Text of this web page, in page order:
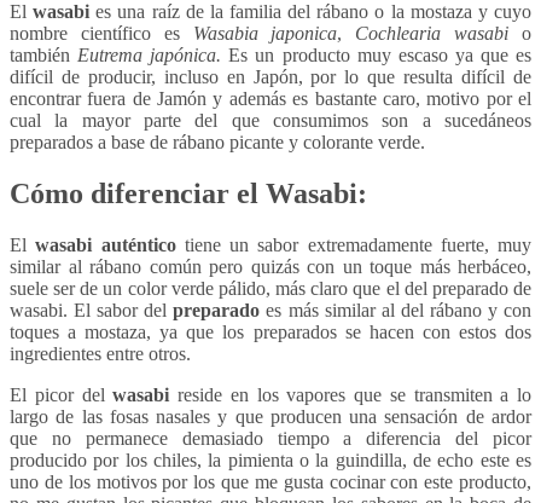
Elwasabi es una raíz de la familia del rábano o la mostaza y cuyo
nombre científico es Wasabia japonica, Cochlearia wasabi o
también Eutrema japónica.Es un producto muy escaso ya que es
difícil de producir, incluso en Japón, por lo que resulta difícil de
encontrar fuera de Jamón y además es bastante caro, motivo por el
cual la mayor parte del que consumimos son a sucedáneos
preparados a base de rábano picante y colorante verde.
Cómo diferenciar el Wasabi:
Elwasabi auténticotiene un sabor extremadamente fuerte, muy
similar al rábano común pero quizás con un toque más herbáceo,
suele ser de un color verde pálido, más claro que el del preparado de
wasabi. El sabor delpreparadoes más similar al del rábano y con
toques a mostaza, ya que los preparados se hacen con estos dos
ingredientes entre otros.
El picor delwasabi reside en los vapores que se transmiten a lo
largo de las fosas nasales y que producen una sensación de ardor
que no permanece demasiado tiempo a diferencia del picor
producido por los chiles, la pimienta o la guindilla, de echo este es
uno de los motivos por los que me gusta cocinar con este producto,